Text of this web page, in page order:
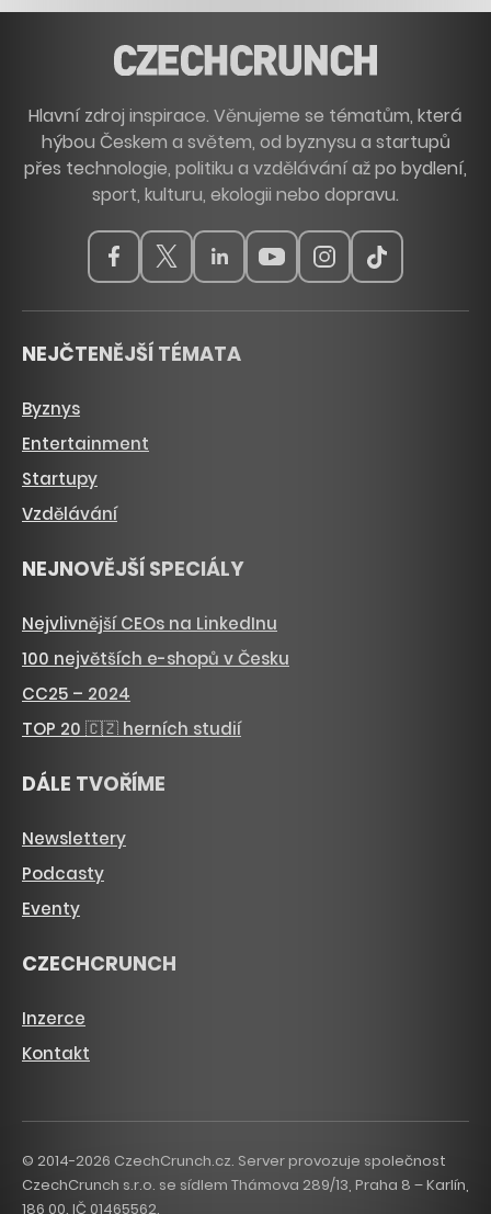
Hlavní zdroj inspirace. Věnujeme se tématům, která
hýbou Českem a světem, od byznysu a startupů
přes technologie, politiku a vzdělávání až po bydlení,
sport, kulturu, ekologii nebo dopravu.
NEJČTENĚJŠÍ TÉMATA
Byznys
Entertainment
Startupy
Vzdělávání
NEJNOVĚJŠÍ SPECIÁLY
Nejvlivnější CEOs na LinkedInu
100 největších e-shopů v Česku
CC25 – 2024
TOP 20 🇨🇿 herních studií
DÁLE TVOŘÍME
Newslettery
Podcasty
Eventy
CZECHCRUNCH
Inzerce
Kontakt
© 2014-2026 CzechCrunch.cz. Server provozuje společnost
CzechCrunch s.r.o. se sídlem Thámova 289/13, Praha 8 – Karlín,
186 00. IČ 01465562.